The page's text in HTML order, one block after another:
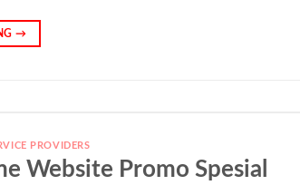
→
PROVIDERS
Website Promo Spesial